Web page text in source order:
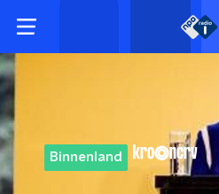
Binnenland